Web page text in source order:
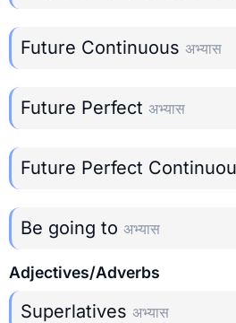
Future Continuous अभ्यास
Future Perfect अभ्यास
Future Perfect
Be going to अभ्यास
Adjectives/Adverbs
Superlatives अभ्यास